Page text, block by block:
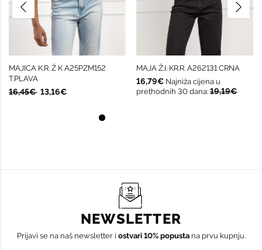
MAJICA K.R. Ž K A25PZM152
T.PLAVA
16,45€ 13,16€
MAJA Ž.I. KR.R. A262131 CRNA
16,79€ Najniža cijena u
prethodnih 30 dana: 19,19€
NEWSLETTER
Prijavi se na naš newsletter i ostvari 10% popustana prvu kupnju.